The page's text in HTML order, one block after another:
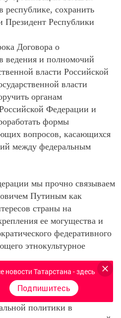
республике, сохранить
Президент Республики
Договора о
ведения и полномочий
власти Российской
власти
органам
Федерации и
формы
вопросов, касающихся
между федеральным
мы прочно связываем
Путиным как
страны на
ее могущества и
федеративного
этнокультурное
принятые решения будут
основных целей
политики в
новости Татарстана - здесь
Подпишитесь